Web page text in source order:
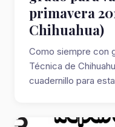
primavera
Chihuahua)
Como siempre con
Técnica de
cuadernillo para